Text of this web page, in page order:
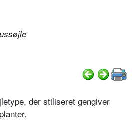
der stiliseret gengiver